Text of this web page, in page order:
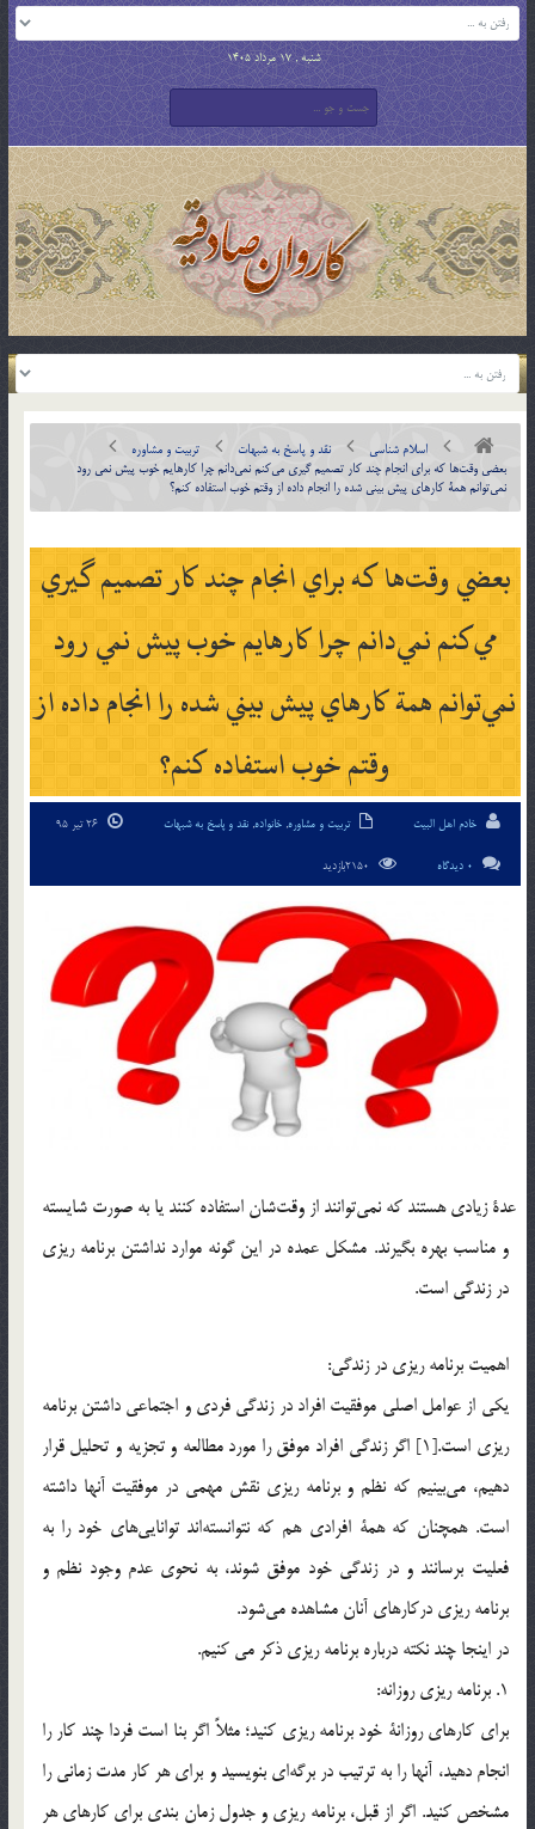
شنبه , 17 مرداد 1405
اسلام شناسی نقد و پاسخ به شبهات
تربیت و مشاوره
بعضي وقت‌ها كه براي انجام چند كار تصميم گيري مي‌كنم نمي‌دانم چرا كارهايم خوب پيش نمي رود
نمي‌توانم همة كارهاي پيش بيني شده را انجام داده از وقتم خوب استفاده كنم؟
بعضي وقت‌ها كه براي انجام چند كار تصميم گيري
مي‌كنم نمي‌دانم چرا كارهايم خوب پيش نمي رود
نمي‌توانم همة كارهاي پيش بيني شده را انجام داده از
وقتم خوب استفاده كنم؟
خادم اهل البیت تربیت و مشاوره, خانواده, نقد و پاسخ به شبهات
0 دیدگاه
عدة زيادي هستند كه نمي‎توانند از وقت‎شان استفاده كنند يا به صورت شايسته
و مناسب بهره بگيرند. مشكل عمده در اين گونه موارد نداشتن برنامه ريزي
در زندگي است.
اهميت برنامه ريزي در زندگي:
يكي از عوامل اصلي موفقيت افراد در زندگي فردي و اجتماعي داشتن برنامه
ريزي است.[1] اگر زندگي افراد موفق را مورد مطالعه و تجزيه و تحليل قرار
دهيم، مي‎بينيم كه نظم و برنامه ريزي نقش مهمي در موفقيت آنها داشته
است. همچنان كه همة افرادي هم كه نتوانسته‎اند توانايي‎هاي خود را به
فعليت برسانند و در زندگي خود موفق شوند، به نحوي عدم وجود نظم و
برنامه ريزي دركارهاي آنان مشاهده مي‎شود.
در اينجا چند نكته درباره برنامه ريزي ذكر مي كنيم.
1. برنامه ريزي روزانه:
براي كارهاي روزانة خود برنامه ريزي كنيد؛ مثلاً اگر بنا است فردا چند كار را
انجام دهيد، آنها را به ترتيب در برگه‎اي بنويسيد و براي هر كار مدت زماني را
مشخص كنيد. اگر از قبل، برنامه ريزي و جدول زمان بندي براي كارهاي هر